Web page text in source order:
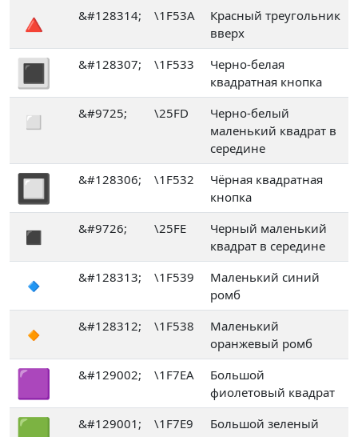
🔺 &#128314; \1F53A
Красный треугольник
вверх
🔳 &#128307; \1F533
Черно-белая
квадратная кнопка
◽ &#9725; \25FD
Черно-белый
маленький квадрат в
середине
🔲 &#128306; \1F532
Чёрная квадратная
кнопка
◾ &#9726; \25FE
Черный маленький
квадрат в середине
🔹 &#128313; \1F539
Маленький синий
ромб
🔸 &#128312; \1F538
Маленький
оранжевый ромб
🟪 &#129002; \1F7EA
Большой
фиолетовый квадрат
&#129001; \1F7E9
Большой зеленый